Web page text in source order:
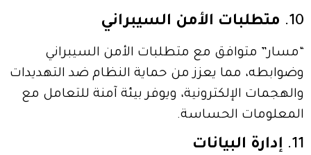
10. متطلبات الأمن السيبراني
“مسار” متوافق مع متطلبات الأمن السيبراني
وضوابطه، مما يعزز من حماية النظام ضد التهديدات
والهجمات الإلكترونية، ويوفر بيئة آمنة للتعامل مع
المعلومات الحساسة.
11. إدارة البيانات